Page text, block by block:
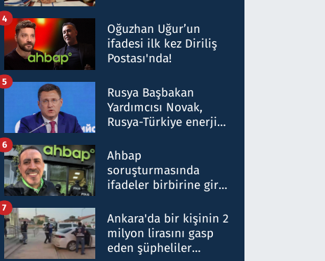
Oğuzhan Uğur’un
ifadesi ilk kez Diriliş
Postası'nda!
4
Rusya Başbakan
Yardımcısı Novak,
Rusya-Türkiye enerji
nitelikte olduğunu
belirtti
5
Ahbap
soruşturmasında
ifadeler birbirine girdi:
ifadelerinden ortaya
çıkan tablo şok etti
6
Ankara'da bir kişinin 2
milyon lirasını gasp
eden şüpheliler
7